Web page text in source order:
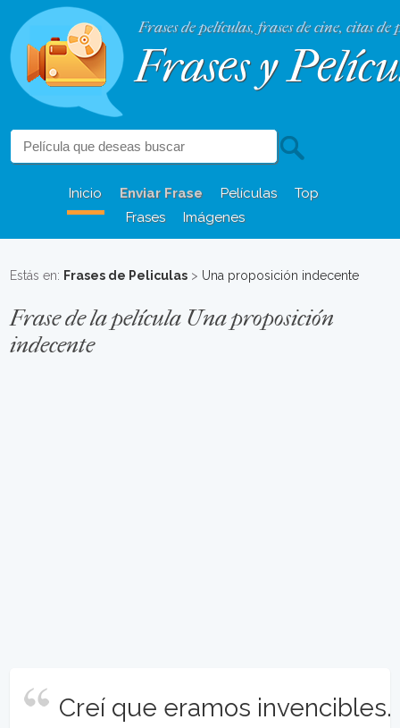
Frases de películas, frases de cine, citas de
Frases y
Inicio Enviar Frase Películas
Top
Frases
Imágenes
Estás en: Frases de Peliculas > Una proposición indecente
Frase de la película Una proposición
indecente
Creí que eramos invencibles.